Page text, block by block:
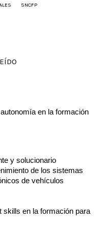
SNCFP
en la formación
y solucionario
de los sistemas
de vehículos
skills en la formación para